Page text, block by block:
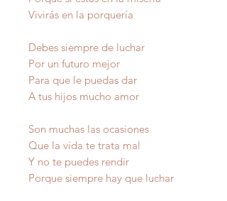
Vivirás en la porquería
Debes siempre de luchar
Por un futuro mejor
Para que le puedas dar
A tus hijos mucho amor
Son muchas las ocasiones
Que la vida te trata mal
Y no te puedes rendir
Porque siempre hay que luchar